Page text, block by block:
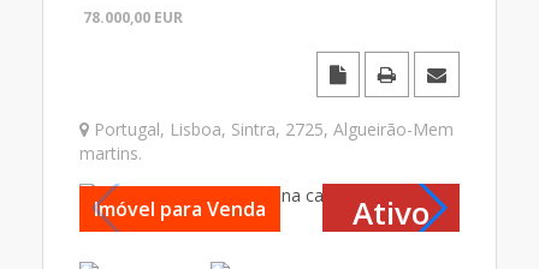
78.000,00 EUR
Portugal, Lisboa, Sintra, 2725, Algueirão-Mem
martins.
Imóvel para Venda Ativo